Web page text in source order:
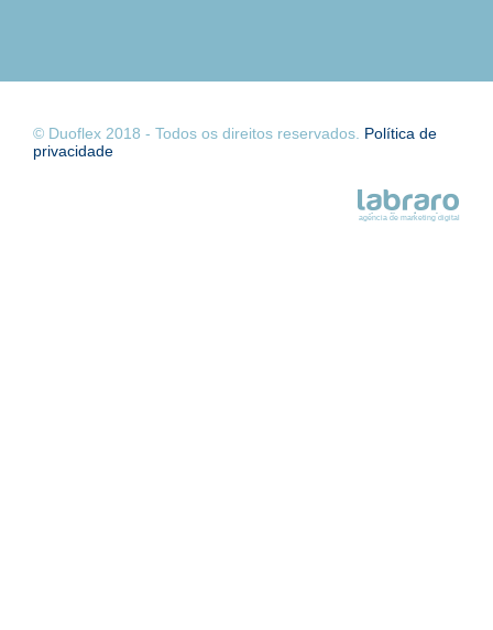
© Duoflex 2018 - Todos os direitos reservados. Política de
privacidade
agência de marketing digital